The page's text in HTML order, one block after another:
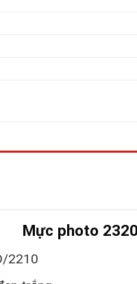
Mực photo
2210